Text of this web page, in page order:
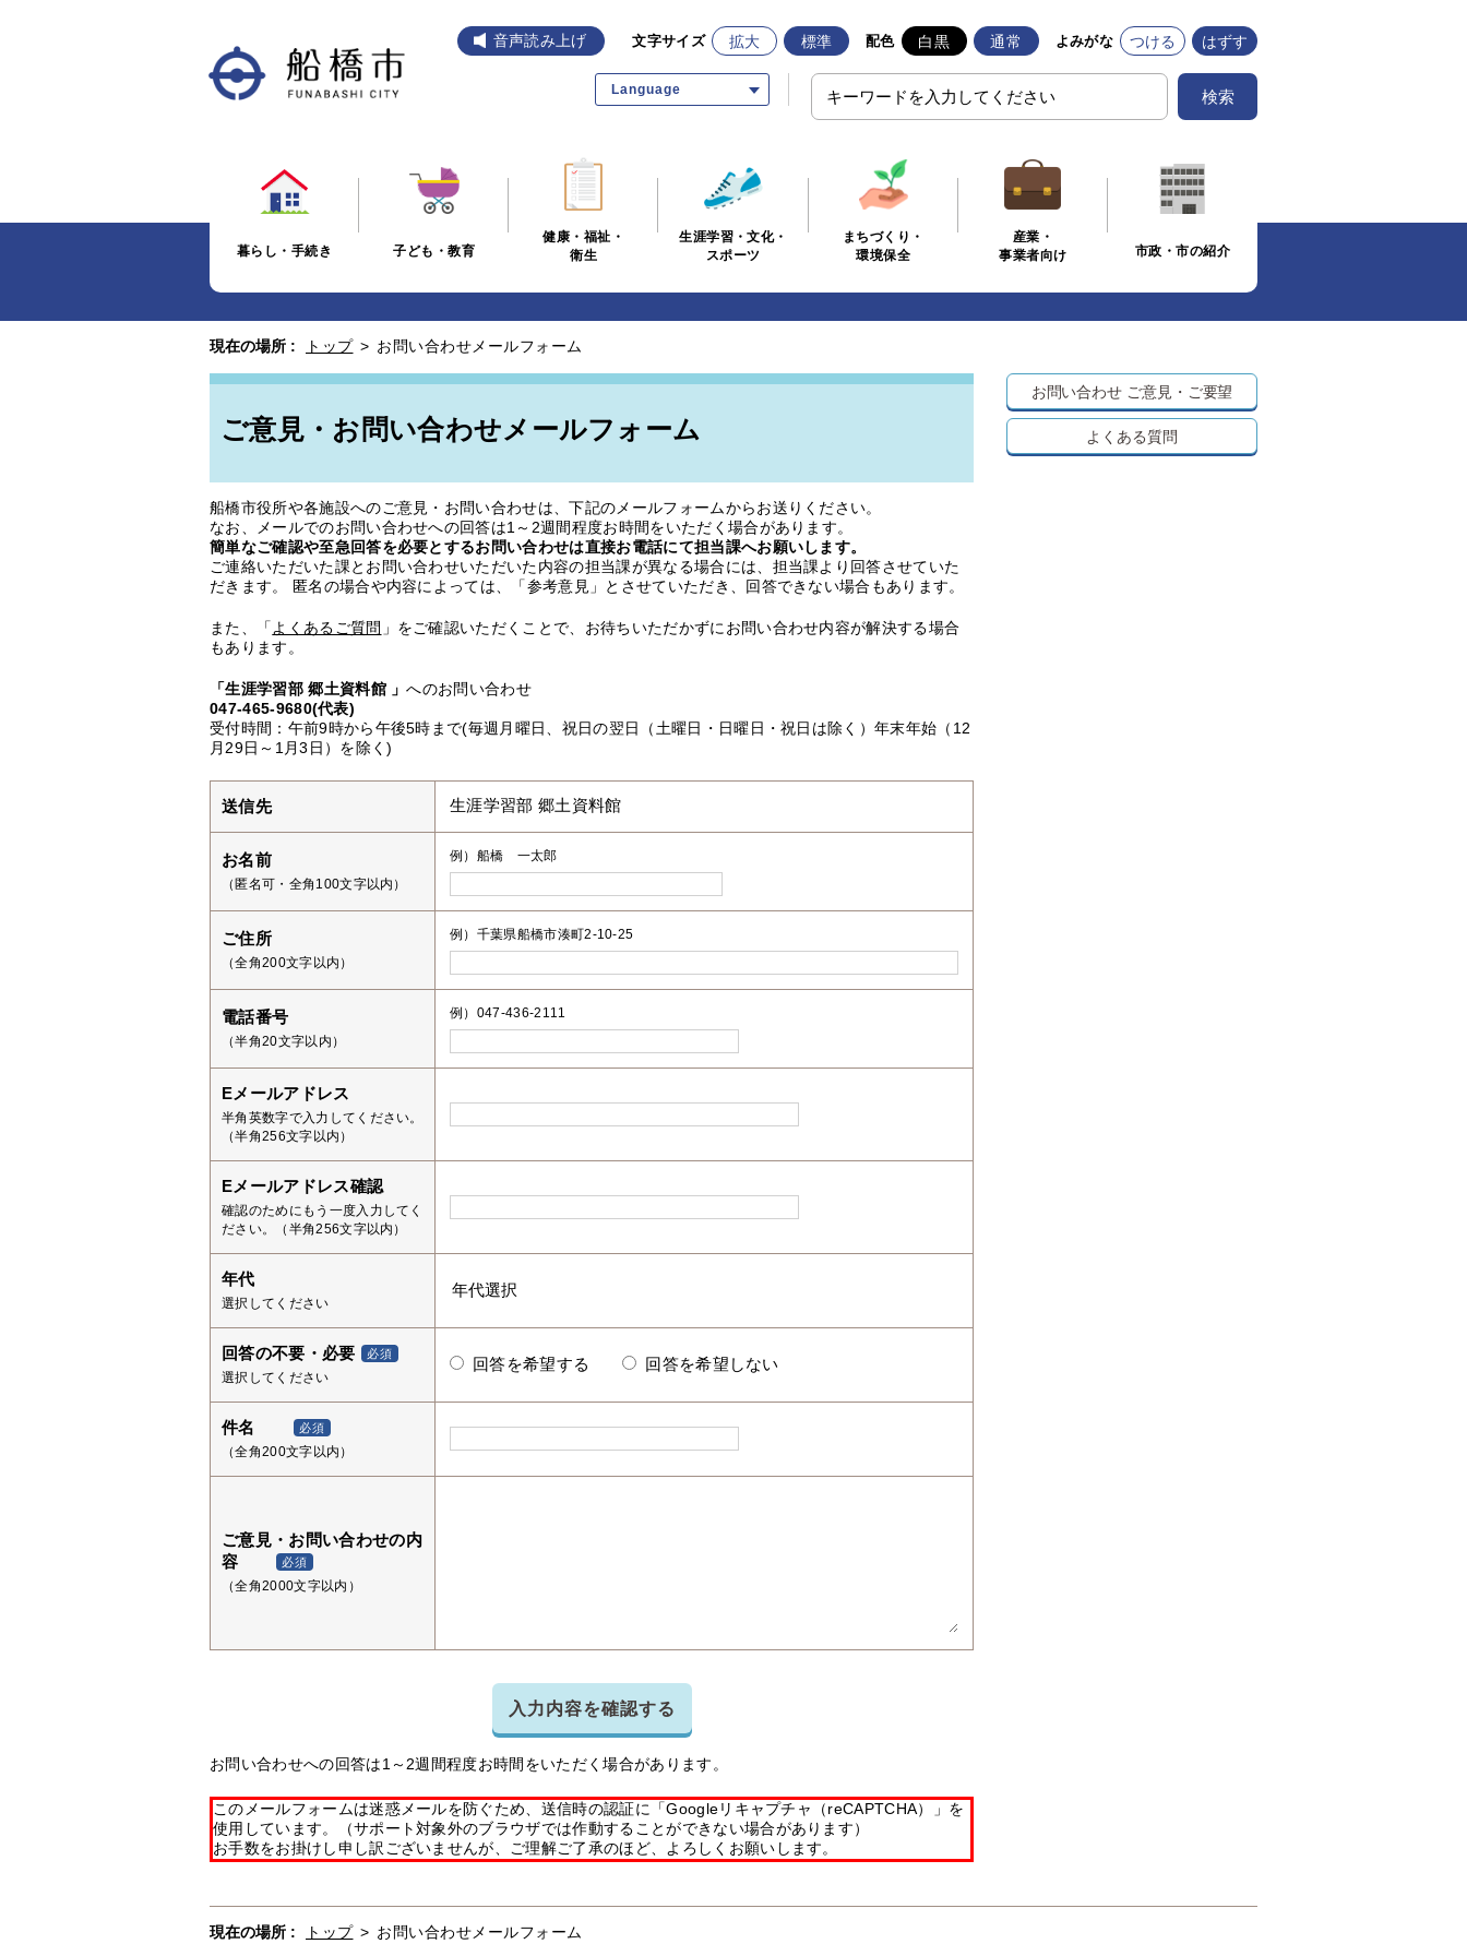
音声読み上げ 文字サイズ 拡大 標準 配色 白黒 通常 よみがな つける はずす
Language 検索
暮らし・手続き 子ども・教育
健康・福祉・
衛生
生涯学習・文化・
スポーツ
まちづくり・
環境保全
産業・
事業者向け
市政・市の紹介
現在の場所 : トップ > お問い合わせメールフォーム
ご意見・お問い合わせメールフォーム
船橋市役所や各施設へのご意見・お問い合わせは、下記のメールフォームからお送りください。
なお、メールでのお問い合わせへの回答は1～2週間程度お時間をいただく場合があります。
簡単なご確認や至急回答を必要とするお問い合わせは直接お電話にて担当課へお願いします。
ご連絡いただいた課とお問い合わせいただいた内容の担当課が異なる場合には、担当課より回答させていた
だきます。 匿名の場合や内容によっては、「参考意見」とさせていただき、回答できない場合もあります。
また、「 よくあるご質問 」をご確認いただくことで、お待ちいただかずにお問い合わせ内容が解決する場合
もあります。
「生涯学習部 郷土資料館 」へのお問い合わせ
047-465-9680(代表)
受付時間：午前9時から午後5時まで(毎週月曜日、祝日の翌日（土曜日・日曜日・祝日は除く）年末年始（12
月29日～1月3日）を除く)
送信先 生涯学習部 郷土資料館
お名前
（匿名可・全角100文字以内）
例）船橋 一太郎
ご住所
（全角200文字以内）
例）千葉県船橋市湊町2-10-25
電話番号
（半角20文字以内）
例）047-436-2111
Eメールアドレス
半角英数字で入力してください。
（半角256文字以内）
Eメールアドレス確認
確認のためにもう一度入力してく
ださい。（半角256文字以内）
年代
選択してください
回答の不要・必要 必須
選択してください
回答を希望する 回答を希望しない
件名 必須
（全角200文字以内）
ご意見・お問い合わせの内
容
必須
（全角2000文字以内）
入力内容を確認する
お問い合わせへの回答は1～2週間程度お時間をいただく場合があります。
このメールフォームは迷惑メールを防ぐため、送信時の認証に「Googleリキャプチャ（reCAPTCHA）」を
使用しています。（サポート対象外のブラウザでは作動することができない場合があります）
お手数をお掛けし申し訳ございませんが、ご理解ご了承のほど、よろしくお願いします。
お問い合わせ ご意見・ご要望
よくある質問
現在の場所 : トップ > お問い合わせメールフォーム